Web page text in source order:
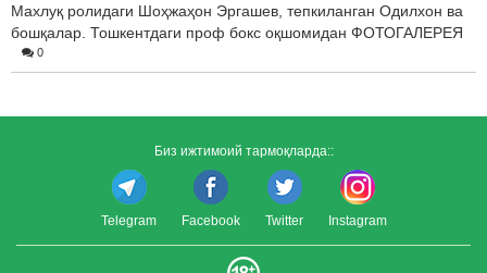
Махлуқ ролидаги Шоҳжаҳон Эргашев, тепкиланган Одилхон ва
бошқалар. Тошкентдаги проф бокс оқшомидан ФОТОГАЛЕРЕЯ
0
Биз ижтимоий тармоқларда::
Telegram Facebook Twitter Instagram